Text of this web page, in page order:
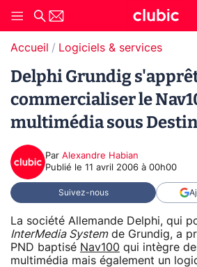
Accueil Logiciels & services
Delphi Grundig
commercialiser le
multimédia sous
Par Alexandre Habian
Publié le 11 avril 2006 à 00h00
Suivez-nous
La société Allemande Delphi, qui
InterMedia Systemde Grundig, a
PND baptisé Nav100 qui intègre
multimédia mais également un